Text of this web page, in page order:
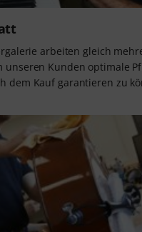
arbeiten gleich
unseren Kunden optimale
dem Kauf garantieren zu